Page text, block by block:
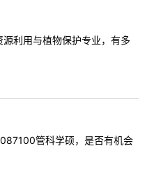
利用与植物保护专业，有多
管科学硕，是否有机会